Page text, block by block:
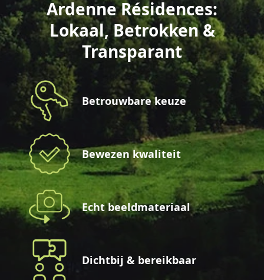
Ardenne Résidences:
Lokaal, Betrokken &
Transparant
Betrouwbare keuze
Bewezen kwaliteit
Echt beeldmateriaal
Dichtbij & bereikbaar